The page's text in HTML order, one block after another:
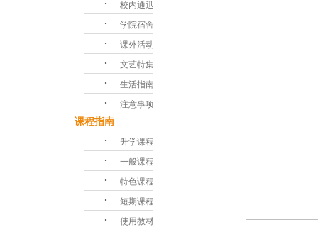
･ 校内通迅
･ 学院宿舍
･ 课外活动
･ 文艺特集
･ 生活指南
･ 注意事项
课程指南
･ 升学课程
･ 一般课程
･ 特色课程
･ 短期课程
･ 使用教材